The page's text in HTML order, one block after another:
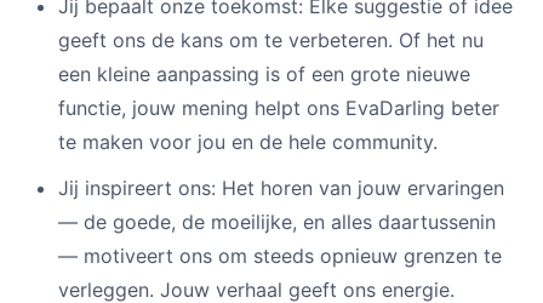
Jij bepaalt onze toekomst: Elke suggestie of idee
geeft ons de kans om te verbeteren. Of het nu
een kleine aanpassing is of een grote nieuwe
functie, jouw mening helpt ons EvaDarling beter
te maken voor jou en de hele community.
Jij inspireert ons: Het horen van jouw ervaringen
— de goede, de moeilijke, en alles daartussenin
— motiveert ons om steeds opnieuw grenzen te
verleggen. Jouw verhaal geeft ons energie.